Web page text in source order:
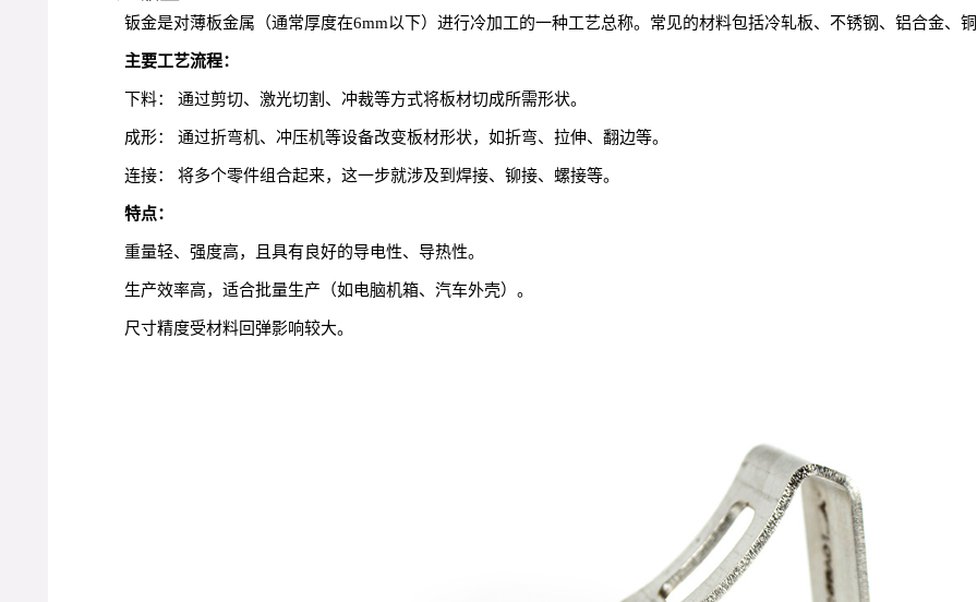
钣金是对薄板金属（通常厚度在6mm以下）进行冷加工的一种工艺总称。常见的材料包括冷轧板、不锈钢、铝合金、
主要工艺流程：
下料： 通过剪切、激光切割、冲裁等方式将板材切成所需形状。
成形： 通过折弯机、冲压机等设备改变板材形状，如折弯、拉伸、翻边等。
连接： 将多个零件组合起来，这一步就涉及到焊接、铆接、螺接等。
特点：
重量轻、强度高，且具有良好的导电性、导热性。
生产效率高，适合批量生产（如电脑机箱、汽车外壳）。
尺寸精度受材料回弹影响较大。